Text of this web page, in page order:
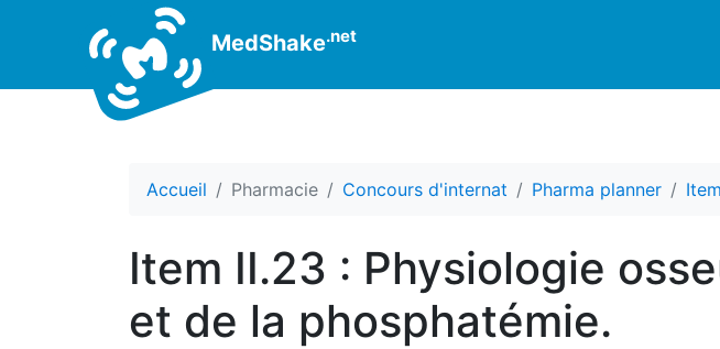
MedShake.net
Accueil Pharmacie Concours d'internat Pharma planner
Item II.23 : Physiologie
et de la phosphatémie.